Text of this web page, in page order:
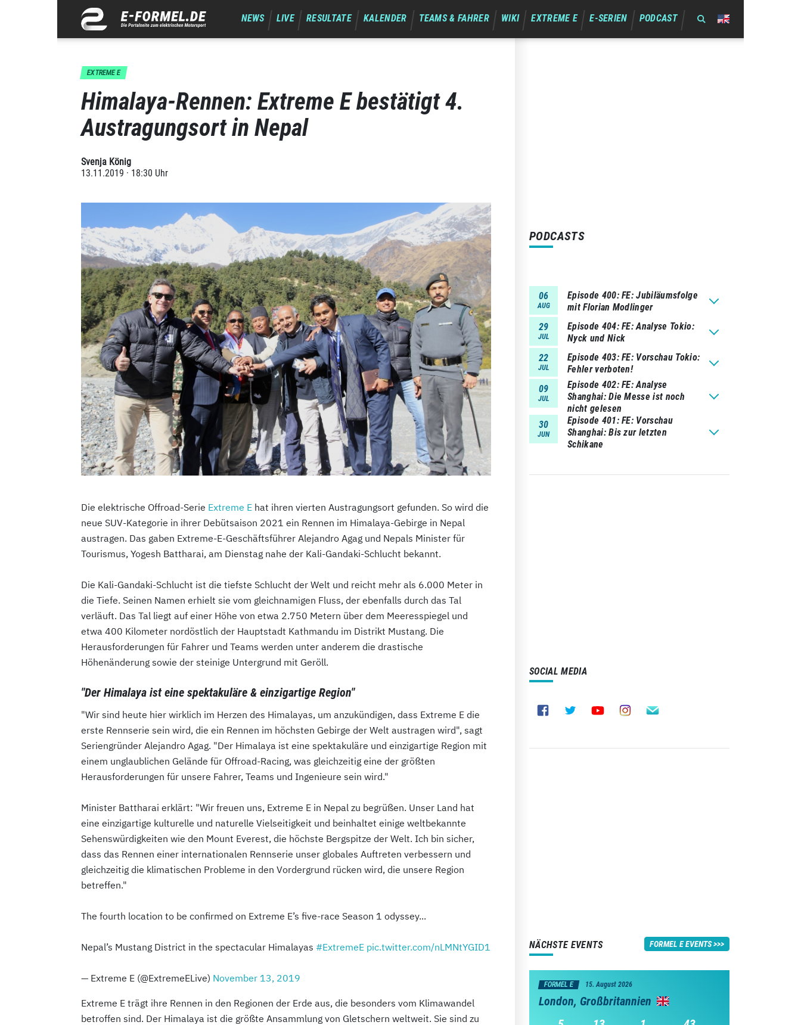
NEWS LIVE RESULTATE KALENDER TEAMS & FAHRER WIKI EXTREME E E-SERIEN PODCAST
EXTREME E
Himalaya-Rennen: Extreme E bestätigt 4.
Austragungsort in Nepal
Svenja König
13.11.2019 · 18:30 Uhr
Die elektrische Offroad-Serie Extreme E hat ihren vierten Austragungsort gefunden. So wird die
neue SUV-Kategorie in ihrer Debütsaison 2021 ein Rennen im Himalaya-Gebirge in Nepal
austragen. Das gaben Extreme-E-Geschäftsführer Alejandro Agag und Nepals Minister für
Tourismus, Yogesh Battharai, am Dienstag nahe der Kali-Gandaki-Schlucht bekannt.
Die Kali-Gandaki-Schlucht ist die tiefste Schlucht der Welt und reicht mehr als 6.000 Meter in
die Tiefe. Seinen Namen erhielt sie vom gleichnamigen Fluss, der ebenfalls durch das Tal
verläuft. Das Tal liegt auf einer Höhe von etwa 2.750 Metern über dem Meeresspiegel und
etwa 400 Kilometer nordöstlich der Hauptstadt Kathmandu im Distrikt Mustang. Die
Herausforderungen für Fahrer und Teams werden unter anderem die drastische
Höhenänderung sowie der steinige Untergrund mit Geröll.
"Der Himalaya ist eine spektakuläre & einzigartige Region"
"Wir sind heute hier wirklich im Herzen des Himalayas, um anzukündigen, dass Extreme E die
erste Rennserie sein wird, die ein Rennen im höchsten Gebirge der Welt austragen wird", sagt
Seriengründer Alejandro Agag. "Der Himalaya ist eine spektakuläre und einzigartige Region mit
einem unglaublichen Gelände für Offroad-Racing, was gleichzeitig eine der größten
Herausforderungen für unsere Fahrer, Teams und Ingenieure sein wird."
Minister Battharai erklärt: "Wir freuen uns, Extreme E in Nepal zu begrüßen. Unser Land hat
eine einzigartige kulturelle und naturelle Vielseitigkeit und beinhaltet einige weltbekannte
Sehenswürdigkeiten wie den Mount Everest, die höchste Bergspitze der Welt. Ich bin sicher,
dass das Rennen einer internationalen Rennserie unser globales Auftreten verbessern und
gleichzeitig die klimatischen Probleme in den Vordergrund rücken wird, die unsere Region
betreffen."
The fourth location to be confirmed on Extreme E’s five-race Season 1 odyssey...
Nepal’s Mustang District in the spectacular Himalayas #ExtremeE pic.twitter.com/nLMNtYGID1
— Extreme E (@ExtremeELive) November 13, 2019
Extreme E trägt ihre Rennen in den Regionen der Erde aus, die besonders vom Klimawandel
betroffen sind. Der Himalaya ist die größte Ansammlung von Gletschern weltweit. Sie sind zu
PODCASTS
06
AUG
Episode 400 FE: Jubiläumsfolge
mit Florian Modlinger
29
JUL
Episode 404 FE: Analyse Tokio:
Nyck und Nick
22
JUL
Episode 403 FE: Vorschau Tokio:
Fehler verboten!
09
JUL
Episode 402 FE: Analyse
Shanghai: Die Messe ist noch
nicht gelesen
30
JUN
Episode 401 FE: Vorschau
Shanghai: Bis zur letzten
Schikane
SOCIAL MEDIA
NÄCHSTE EVENTS FORMEL E EVENTS
FORMEL E 15. August 2026
London, Großbritannien